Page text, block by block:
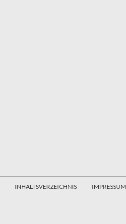
INHALTSVERZEICHNIS
IMPRESSUM